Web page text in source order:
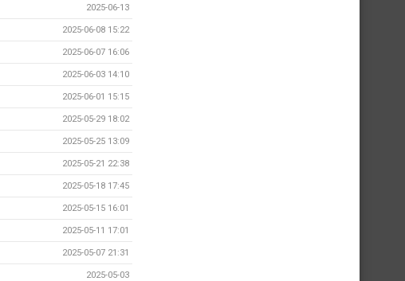
2025-06-13
2025-06-08 15:22
2025-06-07 16:06
2025-06-03 14:10
2025-06-01 15:15
2025-05-29 18:02
2025-05-25 13:09
2025-05-21 22:38
2025-05-18 17:45
2025-05-15 16:01
2025-05-11 17:01
2025-05-07 21:31
2025-05-03